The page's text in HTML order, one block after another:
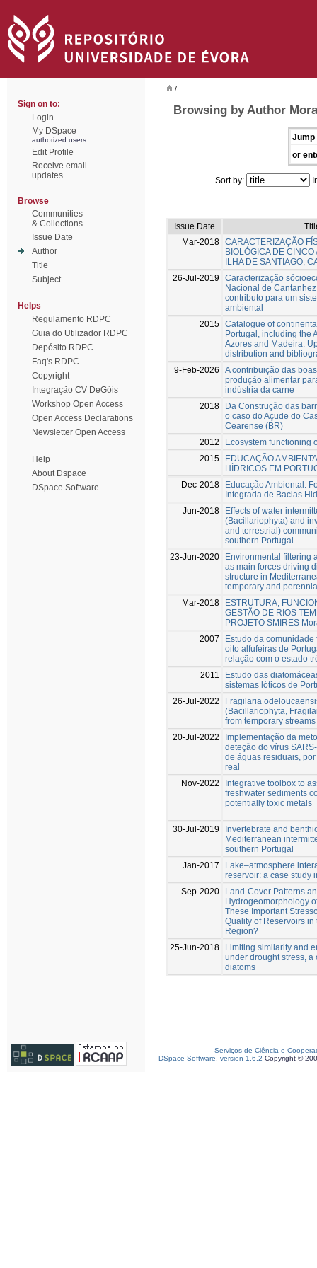
Sign on to:
Login
My DSpace
authorized users
Edit Profile
Receive email
updates
Browse
Communities
& Collections
Issue Date
Author
Title
Subject
Helps
Regulamento RDPC
Guia do Utilizador RDPC
Depósito RDPC
Faq's RDPC
Copyright
Integração CV DeGóis
Workshop Open Access
Open Access Declarations
Newsletter Open Access
Help
About Dspace
DSpace Software
/
Browsing by Author
Jump
or
Sort by:
Issue Date
Mar-2018 CARACTERIZAÇÃO
BIOLÓGICA DE
ILHA DE SANTIAGO,
26-Jul-2019
Caracterização
Nacional de
contributo para um
ambiental
2015 Catalogue of
Portugal, including the
Azores and Madeira.
distribution and
9-Feb-2026
A contribuição das
produção alimentar
indústria da carne
2018
Da Construção das
o caso do Açude do
Cearense (BR)
2012
Ecosystem functioning
2015
EDUCAÇÃO
HÍDRICOS EM
Dec-2018
Educação Ambiental:
Integrada de Bacias
Jun-2018
Effects of water
(Bacillariophyta) and
and terrestrial)
southern Portugal
23-Jun-2020
Environmental filtering
as main forces driving
structure in
temporary and
Mar-2018
ESTRUTURA,
GESTÃO DE RIOS
PROJETO SMIRES
2007
Estudo da
oito alfufeiras de
relação com o estado
2011
Estudo das
sistemas lóticos de
26-Jul-2022
Fragilaria
(Bacillariophyta,
from temporary
20-Jul-2022
Implementação da
deteção do vírus
de águas residuais,
real
Nov-2022
Integrative toolbox to
freshwater sediments
potentially toxic metals
30-Jul-2019
Invertebrate and
Mediterranean
southern Portugal
Jan-2017
Lake–atmosphere
reservoir: a case study
Sep-2020
Land-Cover Patterns
Hydrogeomorphology
These Important
Quality of Reservoirs
Region?
25-Jun-2018
Limiting similarity and
under drought stress, a
diatoms
Serviços de Ciência e
DSpace Software, version 1.6.2 Copyright ©